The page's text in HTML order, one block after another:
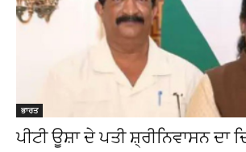
ਭਾਰਤ
ਪੀਟੀ ਊਸ਼ਾ ਦੇ ਪਤੀ ਸ਼੍ਰੀਨਿਵਾਸਨ ਦਾ